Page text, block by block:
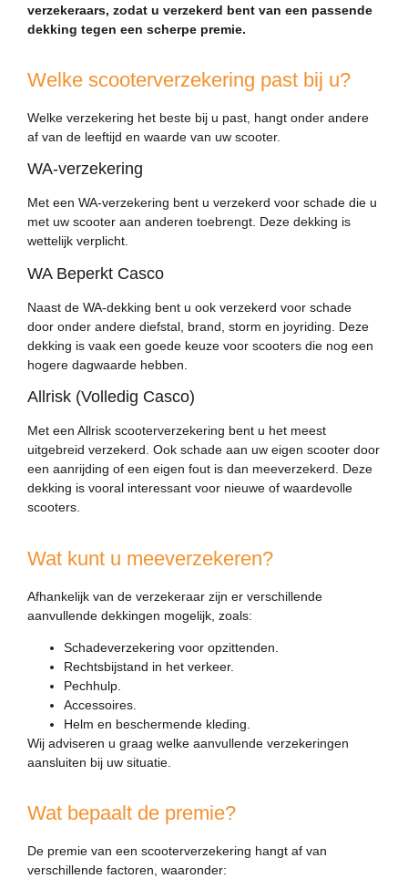
verzekeraars, zodat u verzekerd bent van een passende
dekking tegen een scherpe premie.
Welke scooterverzekering past bij u?
Welke verzekering het beste bij u past, hangt onder andere
af van de leeftijd en waarde van uw scooter.
WA-verzekering
Met een WA-verzekering bent u verzekerd voor schade die u
met uw scooter aan anderen toebrengt. Deze dekking is
wettelijk verplicht.
WA Beperkt Casco
Naast de WA-dekking bent u ook verzekerd voor schade
door onder andere diefstal, brand, storm en joyriding. Deze
dekking is vaak een goede keuze voor scooters die nog een
hogere dagwaarde hebben.
Allrisk (Volledig Casco)
Met een Allrisk scooterverzekering bent u het meest
uitgebreid verzekerd. Ook schade aan uw eigen scooter door
een aanrijding of een eigen fout is dan meeverzekerd. Deze
dekking is vooral interessant voor nieuwe of waardevolle
scooters.
Wat kunt u meeverzekeren?
Afhankelijk van de verzekeraar zijn er verschillende
aanvullende dekkingen mogelijk, zoals:
Schadeverzekering voor opzittenden.
Rechtsbijstand in het verkeer.
Pechhulp.
Accessoires.
Helm en beschermende kleding.
Wij adviseren u graag welke aanvullende verzekeringen
aansluiten bij uw situatie.
Wat bepaalt de premie?
De premie van een scooterverzekering hangt af van
verschillende factoren, waaronder: